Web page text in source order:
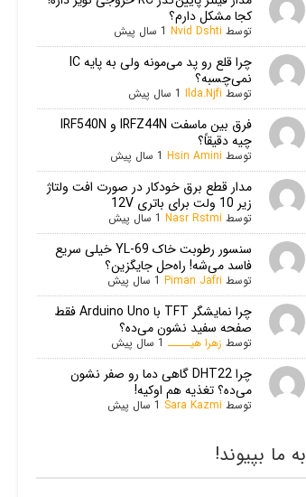
کجا مشکل دارم؟
توسط Nvid Dshti 1 سال پیش
چرا قلع رو پد می‌مونه ولی به پایه IC
نمی‌چسبه؟
توسط Ilda.Njfi 1 سال پیش
فرق بین ماسفت IRFZ44N و IRF540N
چیه دقیقاً؟
توسط Hsin Amini 1 سال پیش
مدار قطع برق خودکار در صورت افت ولتاژ
زیر 10 ولت برای باتری 12V
توسط Nasr Rstmi 1 سال پیش
سنسور رطوبت خاک YL-69 خیلی سریع
فاسد می‌شه! راه‌حل جایگزین؟
توسط Piman Jafri 1 سال پیش
چرا نمایشگر TFT با Arduino Uno فقط
صفحه سفید نشون می‌ده؟
توسط زهرا هیـــــ 1 سال پیش
چرا DHT22 گاهی دما رو صفر نشون
می‌ده؟ تغذیه هم اوکیه!
توسط Sara Kazmi 1 سال پیش
به ما بپیوند!